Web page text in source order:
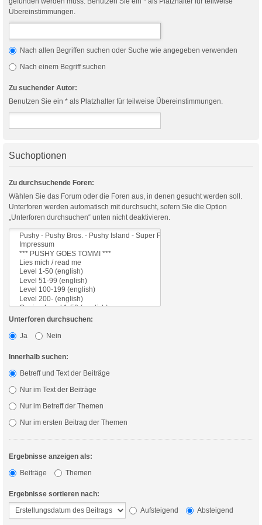
Übereinstimmungen.
Nach allen Begriffen suchen oder Suche wie angegeben verwenden
Nach einem Begriff suchen
Zu suchender Autor:
Benutzen Sie ein * als Platzhalter für teilweise Übereinstimmungen.
Suchoptionen
Zu durchsuchende Foren:
Wählen Sie das Forum oder die Foren aus, in denen gesucht werden soll.
Unterforen werden automatisch mit durchsucht, sofern Sie die Option
„Unterforen durchsuchen“ unten nicht deaktivieren.
Unterforen durchsuchen:
Ja
Nein
Innerhalb suchen:
Betreff und Text der Beiträge
Nur im Text der Beiträge
Nur im Betreff der Themen
Nur im ersten Beitrag der Themen
Ergebnisse anzeigen als:
Beiträge
Themen
Ergebnisse sortieren nach:
Aufsteigend
Absteigend